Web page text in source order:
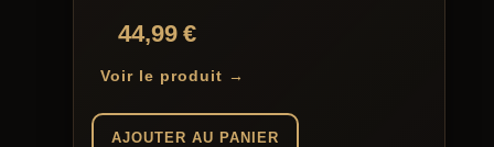
44,99€
Voir le produit →
AJOUTER AU PANIER